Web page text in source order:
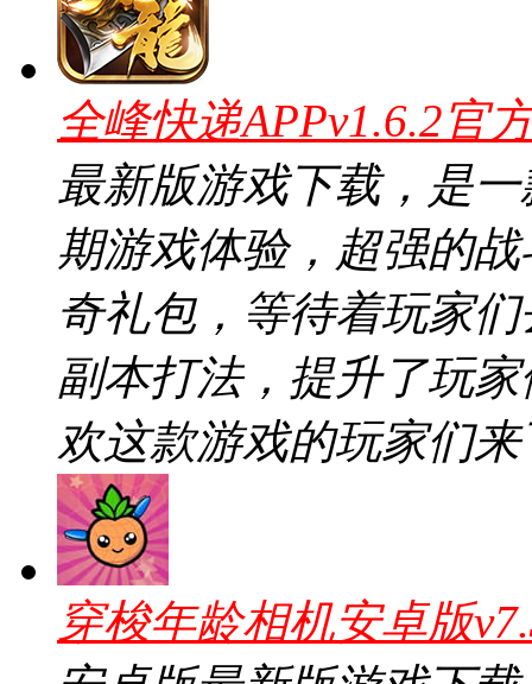
全峰快递APPv1.6.2官
最新版游戏下载，是
期游戏体验，超强的
奇礼包，等待着玩家
副本打法，提升了玩
欢这款游戏的玩家们
穿梭年龄相机安卓版